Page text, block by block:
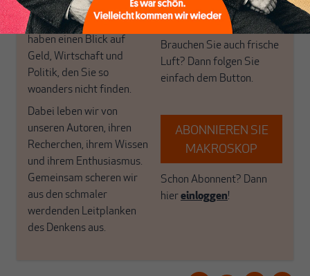
MAKROSKOP steht für
das große Ganze. Wir
haben einen Blick auf
Geld, Wirtschaft und
Politik, den Sie so
woanders nicht finden.
Dabei leben wir von
unseren Autoren, ihren
Recherchen, ihrem Wissen
und ihrem Enthusiasmus.
Gemeinsam scheren wir
aus den schmaler
werdenden Leitplanken
des Denkens aus.
engen und verstaubten
Debattenräume.
Brauchen Sie auch frische
Luft? Dann folgen Sie
einfach dem Button.
ABONNIEREN SIE
MAKROSKOP
Schon Abonnent? Dann
hiereinloggen!